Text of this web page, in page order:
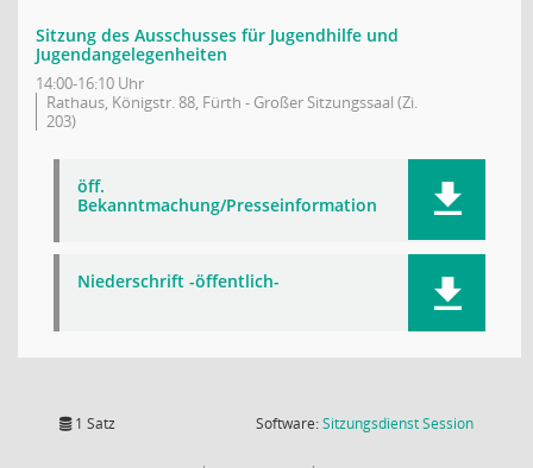
Sitzung des Ausschusses für Jugendhilfe und
Jugendangelegenheiten
14:00-16:10 Uhr
Rathaus, Königstr. 88, Fürth - Großer Sitzungssaal (Zi.
203)
öff.
Bekanntmachung/Presseinformation
Niederschrift -öffentlich-
1 Satz Software:SitzungsdienstSession(Wird in